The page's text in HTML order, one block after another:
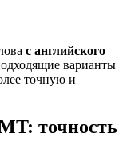
с английского
варианты
точную и
точность